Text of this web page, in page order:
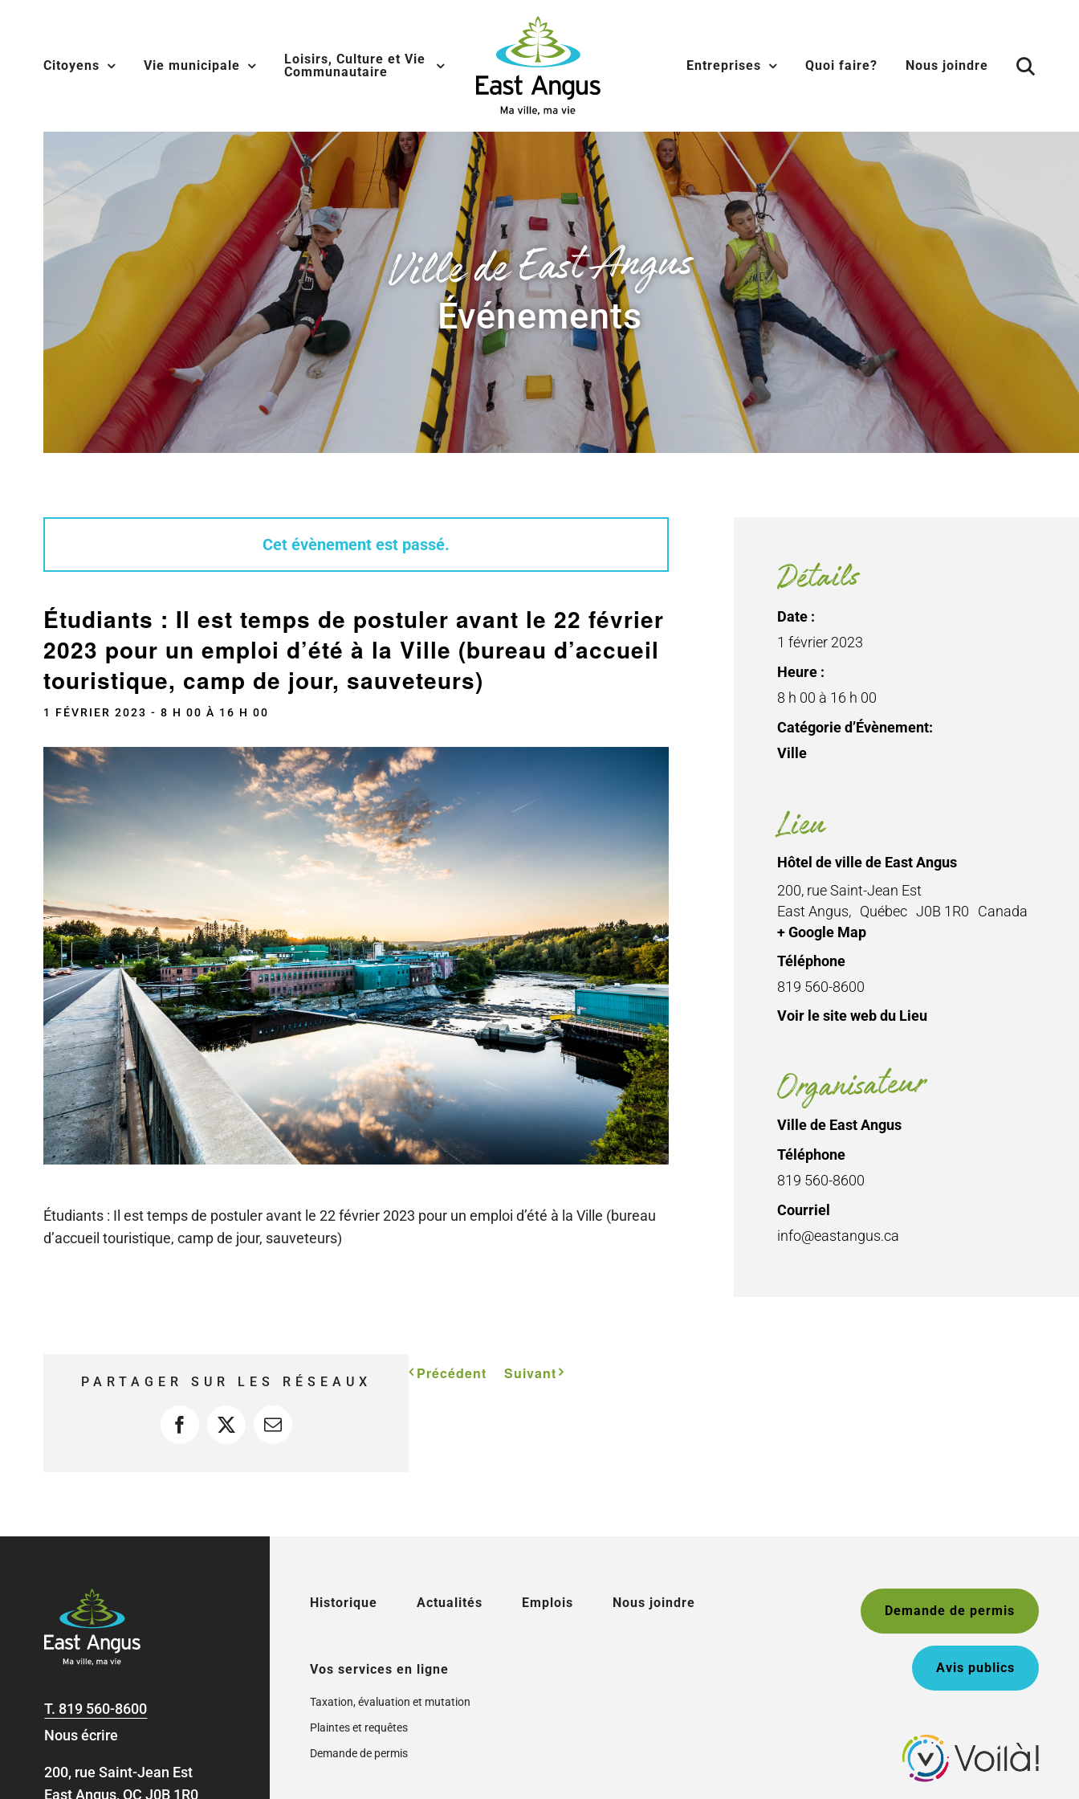
contentCitoyens Vie municipale
Loisirs, Culture et Vie
Communautaire
Entreprises Quoi faire? Nous joindre
Ville de East Angus
Événements
Cet évènement est passé.
Étudiants : Il est temps de postuler avant le 22 février
2023 pour un emploi d’été à la Ville (bureau d’accueil
touristique, camp de jour, sauveteurs)
1 FÉVRIER 2023 - 8 H 00 À 16 H 00
Étudiants : Il est temps de postuler avant le 22 février 2023 pour un emploi d’été à la Ville (bureau
d’accueil touristique, camp de jour, sauveteurs)
PARTAGER SUR LES RÉSEAUX
Facebook
X Courriel
Précédent Suivant
Détails
Date :
1 février 2023
Heure :
8 h 00 à 16 h 00
Catégorie d’Évènement:
Ville
Lieu
Hôtel de ville de East Angus
200, rue Saint-Jean Est
East Angus, Québec J0B 1R0
Canada
+ Google Map
Téléphone
819 560-8600
Voir le site web du Lieu
Organisateur
Ville de East Angus
Téléphone
819 560-8600
Courriel
info@eastangus.ca
T. 819 560-8600
Nous écrire
200, rue Saint-Jean Est
East Angus, QC J0B 1R0
Historique Actualités Emplois Nous joindre
Vos services en ligne
Taxation, évaluation et mutation
Plaintes et requêtes
Demande de permis
Demande de permis
Avis publics